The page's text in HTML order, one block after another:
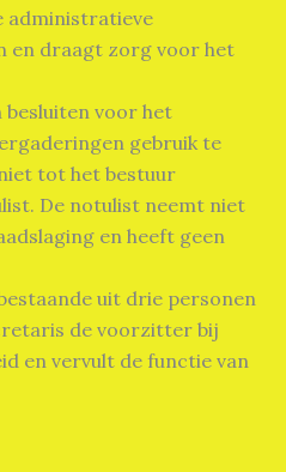
administratieve
en draagt zorg voor het
besluiten voor het
gebruik te
tot het bestuur
De notulist neemt niet
en heeft geen
uit drie personen
de voorzitter bij
en vervult de functie van